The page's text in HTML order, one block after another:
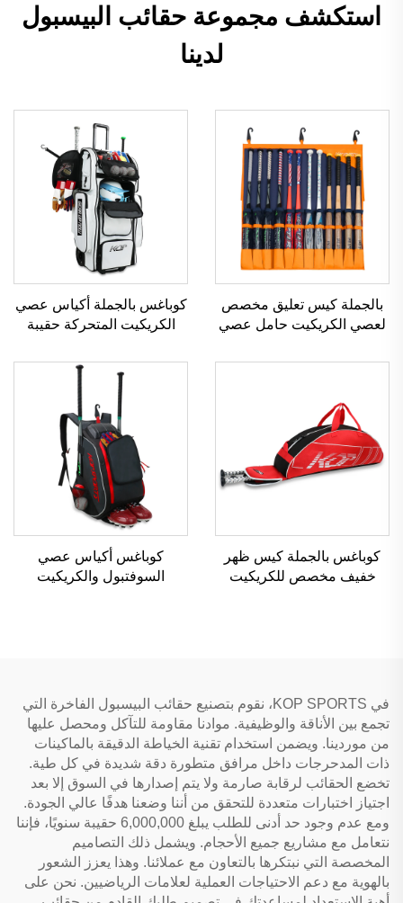
استكشف مجموعة حقائب البيسبول
لدينا
بالجملة كيس تعليق مخصص
لعصي الكريكيت حامل عصي
تحمل 12 عصا إكسسوارات
كوباغس بالجملة أكياس عصي
الكريكيت المتحركة حقيبة
كوباغس بالجملة كيس ظهر
خفيف مخصص للكريكيت
كوباغس أكياس عصي
السوفتبول والكريكيت
في KOP SPORTS، نقوم بتصنيع حقائب البيسبول الفاخرة التي
تجمع بين الأناقة والوظيفية. موادنا مقاومة للتآكل ومحصل عليها
من موردينا. ويضمن استخدام تقنية الخياطة الدقيقة بالماكينات
ذات المدحرجات داخل مرافق متطورة دقة شديدة في كل طية.
تخضع الحقائب لرقابة صارمة ولا يتم إصدارها في السوق إلا بعد
اجتياز اختبارات متعددة للتحقق من أننا وضعنا هدفًا عالي الجودة.
ومع عدم وجود حد أدنى للطلب يبلغ 6,000,000 حقيبة سنويًا، فإننا
نتعامل مع مشاريع جميع الأحجام. ويشمل ذلك التصاميم
المخصصة التي نبتكرها بالتعاون مع عملائنا. وهذا يعزز الشعور
بالهوية مع دعم الاحتياجات العملية لعلامات الرياضيين. نحن على